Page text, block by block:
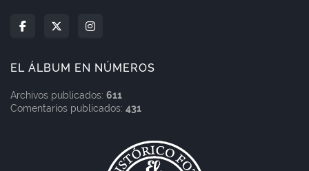
EL ÁLBUM EN NÚMEROS
Archivos publicados: 611
Comentarios publicados: 431